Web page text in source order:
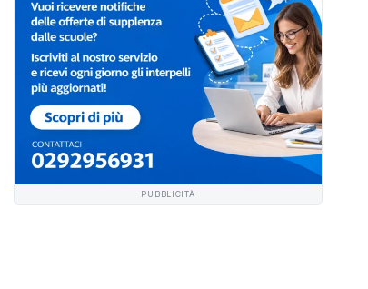
PUBBLICITÀ